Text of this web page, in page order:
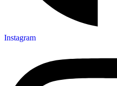
Instagram